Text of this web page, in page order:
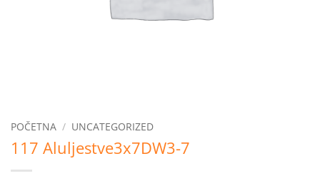
POČETNA / UNCATEGORIZED
117 Aluljestve3x7DW3-7